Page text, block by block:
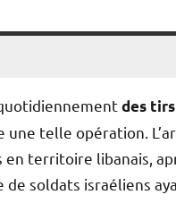
des
une telle opération.
territoire libanais,
de soldats israéliens